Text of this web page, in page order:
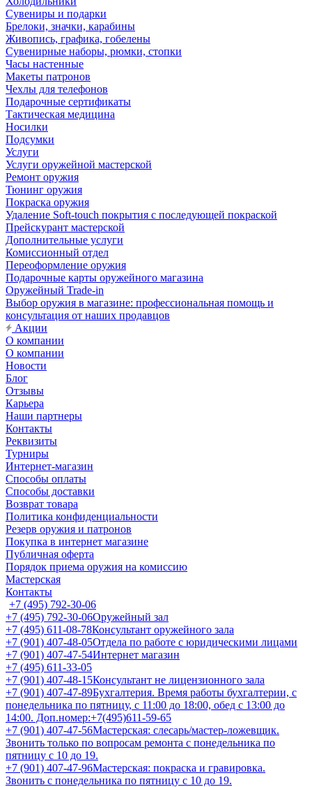
Сувениры и подарки
Брелоки, значки, карабины
Живопись, графика, гобелены
Сувенирные наборы, рюмки, стопки
Часы настенные
Макеты патронов
Чехлы для телефонов
Подарочные сертификаты
Тактическая медицина
Носилки
Подсумки
Услуги
Услуги оружейной мастерской
Ремонт оружия
Тюнинг оружия
Покраска оружия
Удаление Soft-touch покрытия с последующей покраской
Прейскурант мастерской
Дополнительные услуги
Комиссионный отдел
Переоформление оружия
Подарочные карты оружейного магазина
Оружейный Trade-in
Выбор оружия в магазине: профессиональная помощь и
консультация от наших продавцов
Акции
О компании
О компании
Новости
Блог
Отзывы
Карьера
Наши партнеры
Контакты
Реквизиты
Турниры
Интернет-магазин
Способы оплаты
Способы доставки
Возврат товара
Политика конфиденциальности
Резерв оружия и патронов
Покупка в интернет магазине
Публичная оферта
Порядок приема оружия на комиссию
Мастерская
Контакты
+7 (495) 792-30-06
+7 (495) 792-30-06Оружейный зал
+7 (495) 611-08-78Консультант оружейного зала
+7 (901) 407-48-05Отдела по работе с юридическими лицами
+7 (901) 407-47-54Интернет магазин
+7 (495) 611-33-05
+7 (901) 407-48-15Консультант не лицензионного зала
+7 (901) 407-47-89Бухгалтерия. Время работы бухгалтерии, с
понедельника по пятницу, с 11:00 до 18:00, обед с 13:00 до
14:00. Доп.номер:+7(495)611-59-65
+7 (901) 407-47-56Мастерская: слесарь/мастер-ложевщик.
Звонить только по вопросам ремонта с понедельника по
пятницу с 10 до 19.
+7 (901) 407-47-96Мастерская: покраска и гравировка.
Звонить с понедельника по пятницу с 10 до 19.